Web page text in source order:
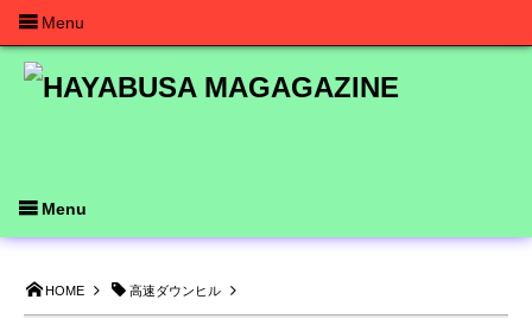
HOME 高速ダウンヒル
Menu
Menu